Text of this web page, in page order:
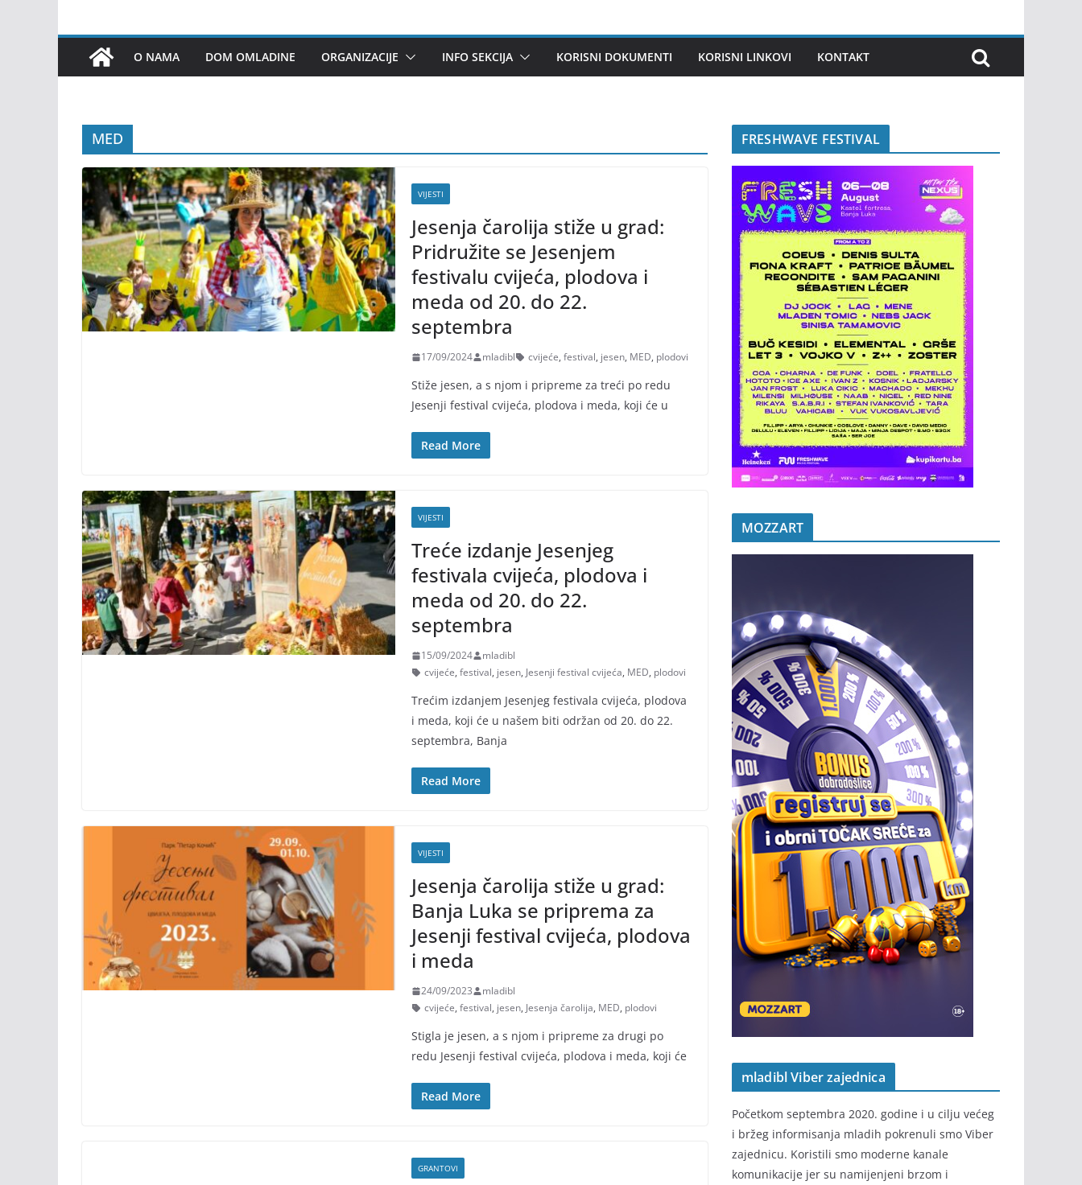
O NAMA DOM OMLADINE ORGANIZACIJE INFO SEKCIJA KORISNI DOKUMENTI KORISNI LINKOVI KONTAKT
MED
VIJESTI
Jesenja čarolija stiže u grad:
Pridružite se Jesenjem
festivalu cvijeća, plodova i
meda od 20. do 22.
septembra
17/09/2024 mladibl cvijeće, festival, jesen, MED, plodovi
Stiže jesen, a s njom i pripreme za treći po redu
Jesenji festival cvijeća, plodova i meda, koji će u
Read More
VIJESTI
Treće izdanje Jesenjeg
festivala cvijeća, plodova i
meda od 20. do 22.
septembra
15/09/2024
mladibl
cvijeće, festival, jesen, Jesenji festival cvijeća, MED, plodovi
Trećim izdanjem Jesenjeg festivala cvijeća, plodova
i meda, koji će u našem biti održan od 20. do 22.
septembra, Banja
Read More
VIJESTI
Jesenja čarolija stiže u grad:
Banja Luka se priprema za
Jesenji festival cvijeća, plodova
i meda
24/09/2023
mladibl
cvijeće, festival, jesen, Jesenja čarolija, MED, plodovi
Stigla je jesen, a s njom i pripreme za drugi po
redu Jesenji festival cvijeća, plodova i meda, koji će
Read More
GRANTOVI
FRESHWAVE FESTIVAL
MOZZART
mladibl Viber zajednica
Početkom septembra 2020. godine i u cilju većeg
i bržeg informisanja mladih pokrenuli smo Viber
zajednicu. Koristili smo moderne kanale
komunikacije jer su namijenjeni brzom i